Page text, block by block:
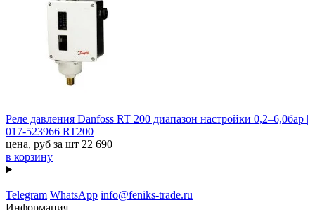
Реле давления Danfoss RT 200 диапазон настройки 0,2–6,0бар |
017-523966 RT200
цена, руб за шт 22 690
в корзину
Telegram WhatsApp info@feniks-trade.ru
Информация